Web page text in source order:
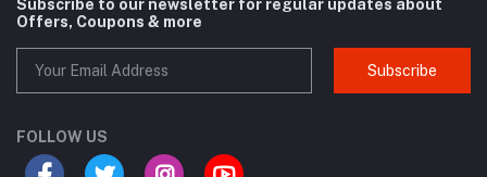
Subscribe to our newsletter for regular updates about
Offers, Coupons & more
Subscribe
FOLLOW US